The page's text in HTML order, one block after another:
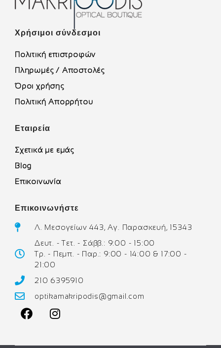
Χρήσιμοι σύνδεσμοι
Πολιτική επιστροφών
Πληρωμές / Αποστολές
Όροι χρήσης
Πολιτική Απορρήτου
Εταιρεία
Σχετικά με εμάς
Blog
Επικοινωνία
Επικοινωνήστε
Λ. Μεσογείων 443, Αγ. Παρασκευή, 15343
Δευτ. - Τετ. - Σάββ.: 9:00 - 15:00
Τρ. - Πεμπ. - Παρ.: 9:00 - 14:00 & 17:00 -
21:00
210 6395910
optikamakripodis@gmail.com